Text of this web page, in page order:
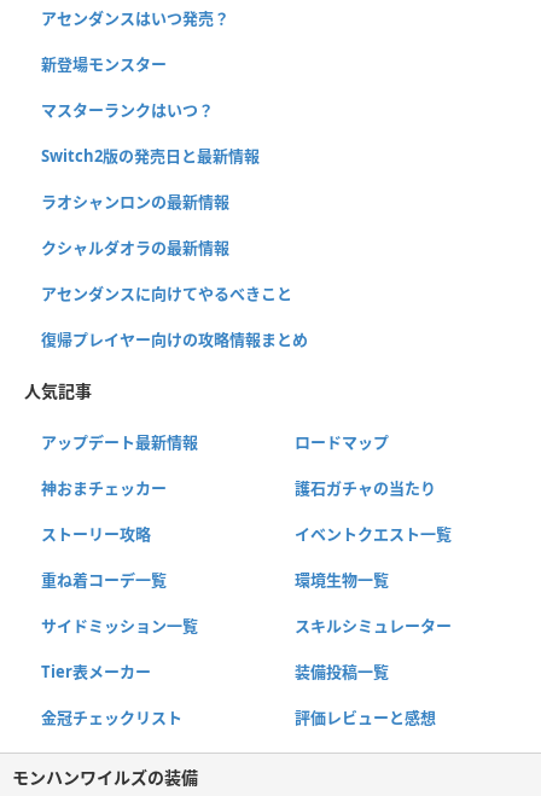
アセンダンスはいつ発売？
新登場モンスター
マスターランクはいつ？
Switch2版の発売日と最新情報
ラオシャンロンの最新情報
クシャルダオラの最新情報
アセンダンスに向けてやるべきこと
復帰プレイヤー向けの攻略情報まとめ
人気記事
アップデート最新情報 ロードマップ
神おまチェッカー 護石ガチャの当たり
ストーリー攻略 イベントクエスト一覧
重ね着コーデ一覧 環境生物一覧
サイドミッション一覧 スキルシミュレーター
Tier表メーカー 装備投稿一覧
金冠チェックリスト 評価レビューと感想
モンハンワイルズの装備